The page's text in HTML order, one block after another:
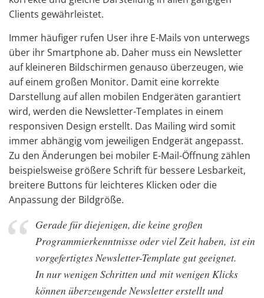
Clients gewährleistet.
Immer häufiger rufen User ihre E-Mails von unterwegs
über ihr Smartphone ab. Daher muss ein Newsletter
auf kleineren Bildschirmen genauso überzeugen, wie
auf einem großen Monitor. Damit eine korrekte
Darstellung auf allen mobilen Endgeräten garantiert
wird, werden die Newsletter-Templates in einem
responsiven Design erstellt. Das Mailing wird somit
immer abhängig vom jeweiligen Endgerät angepasst.
Zu den Änderungen bei mobiler E-Mail-Öffnung zählen
beispielsweise größere Schrift für bessere Lesbarkeit,
breitere Buttons für leichteres Klicken oder die
Anpassung der Bildgröße.
Gerade für diejenigen, die keine großen
Programmierkenntnisse oder viel Zeit haben, ist ein
vorgefertigtes Newsletter-Template gut geeignet.
In nur wenigen Schritten und mit wenigen Klicks
können überzeugende Newsletter erstellt und